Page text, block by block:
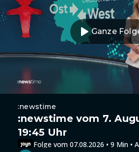
Ganze
:newstime
:newstime vom 7.
19:45 Uhr
Folge vom 07.08.2026 • 9 Min •